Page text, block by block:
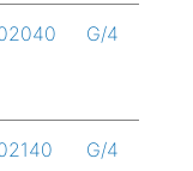
G/4
G/4